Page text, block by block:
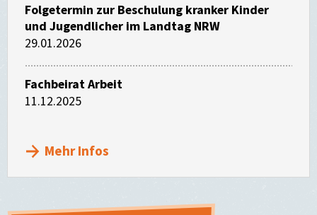
Folgetermin zur Beschulung kranker Kinder
und Jugendlicher im Landtag NRW
29.01.2026
Fachbeirat Arbeit
11.12.2025
Mehr Infos